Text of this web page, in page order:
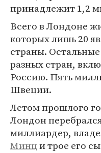
принадлежит 1,2
Всего в Лондоне
которых лишь 20
страны. Остальные
разных стран,
Россию. Пять
Швеции.
Летом прошлого
Лондон
миллиардер,
Минци трое его